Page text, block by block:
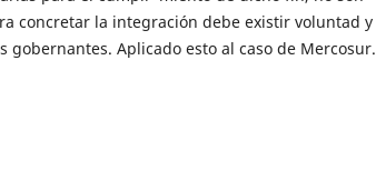
concretar la integración debe existir voluntad y
gobernantes. Aplicado esto al caso de Mercosur.